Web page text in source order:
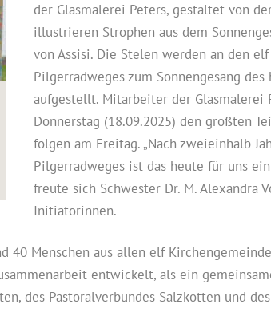
der Glasmalerei Peters, gestaltet von
illustrieren Strophen aus dem
von Assisi. Die Stelen werden an den
Pilgerradweges zum Sonnengesang
aufgestellt. Mitarbeiter der Glasmalerei
Donnerstag (18.09.2025) den größten
folgen am Freitag. „Nach zweieinhalb
Pilgerradweges ist das heute für uns
freute sich Schwester Dr. M. Alexandra
Initiatorinnen.
40 Menschen aus allen elf
entwickelt, als ein
des Pastoralverbundes Salzkotten und